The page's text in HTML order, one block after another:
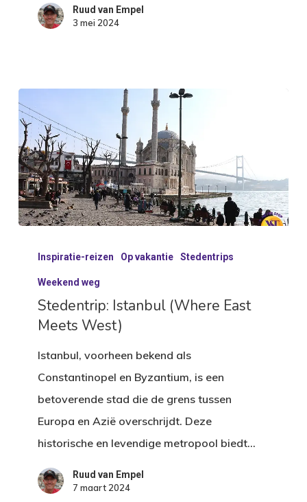
Ruud van Empel
3 mei 2024
Istanbul
(Where
East
Meets
Inspiratie-reizen Op vakantie Stedentrips
Weekend weg
Stedentrip: Istanbul (Where East
Meets West)
Istanbul, voorheen bekend als
Constantinopel en Byzantium, is een
betoverende stad die de grens tussen
Europa en Azië overschrijdt. Deze
historische en levendige metropool biedt…
Ruud van Empel
7 maart 2024